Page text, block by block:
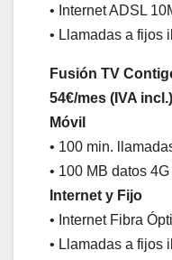
• Internet ADSL
• Llamadas a fijos
Fusión TV
54€/mes (IVA incl.)
Móvil
• 100 min.
• 100 MB datos 4G
Internet y Fijo
• Internet Fibra
• Llamadas a fijos